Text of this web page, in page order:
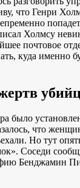
что Генри
Холмсу
почтовое
куда именно
было
что
Но тут
Соседи
Бенджамин